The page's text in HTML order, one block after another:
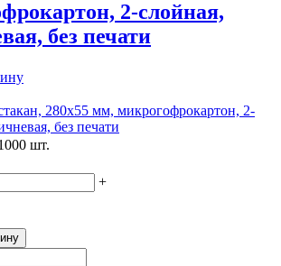
2-слойная,
без печати
280х55 мм, микрогофрокартон, 2-
без печати
шт.
+